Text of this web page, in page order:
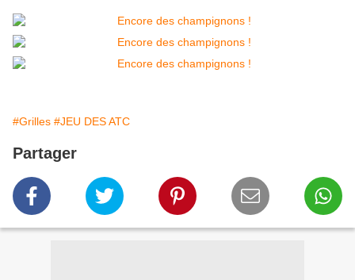
#Grilles #JEU DES ATC
Partager